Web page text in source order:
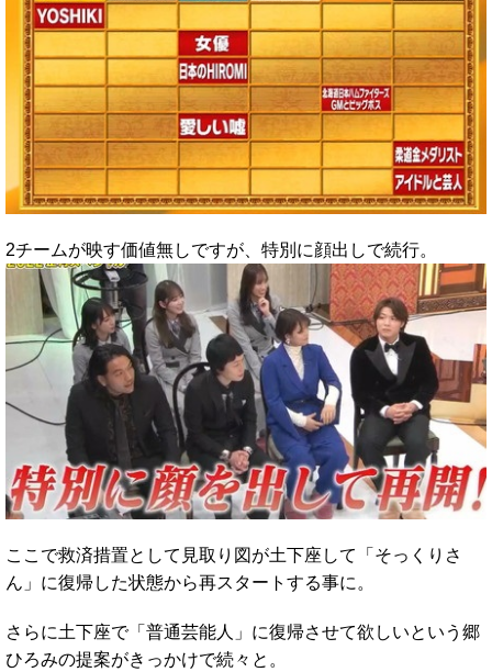
2チームが映す価値無しですが、特別に顔出しで続行。
ここで救済措置として見取り図が土下座して「そっくりさ
ん」に復帰した状態から再スタートする事に。
さらに土下座で「普通芸能人」に復帰させて欲しいという郷
ひろみの提案がきっかけで続々と。